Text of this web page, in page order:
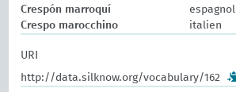
Crespón marroquí
espagnol
Crespo marocchino
italien
URI
http://data.silknow.org/vocabulary/162